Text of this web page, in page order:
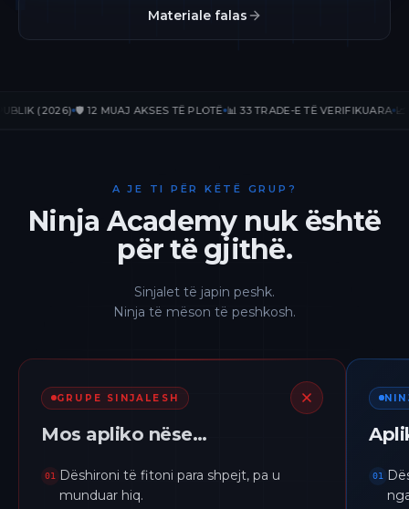
Materiale falas
(2026) 🛡️ 12 MUAJ AKSES TË PLOTË 📊 33 TRADE-E TË VERIFIKUARA 📈
A JE TI PËR KËTË GRUP?
Ninja Academy nuk është
për të gjithë.
Sinjalet të japin peshk.
Ninja të mëson të peshkosh.
GRUPE SINJALESH
Mos apliko nëse…
01
Dëshironi të fitoni para shpejt, pa u
munduar hiq.
01